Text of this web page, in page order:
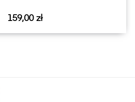
Cena
159,00 zł